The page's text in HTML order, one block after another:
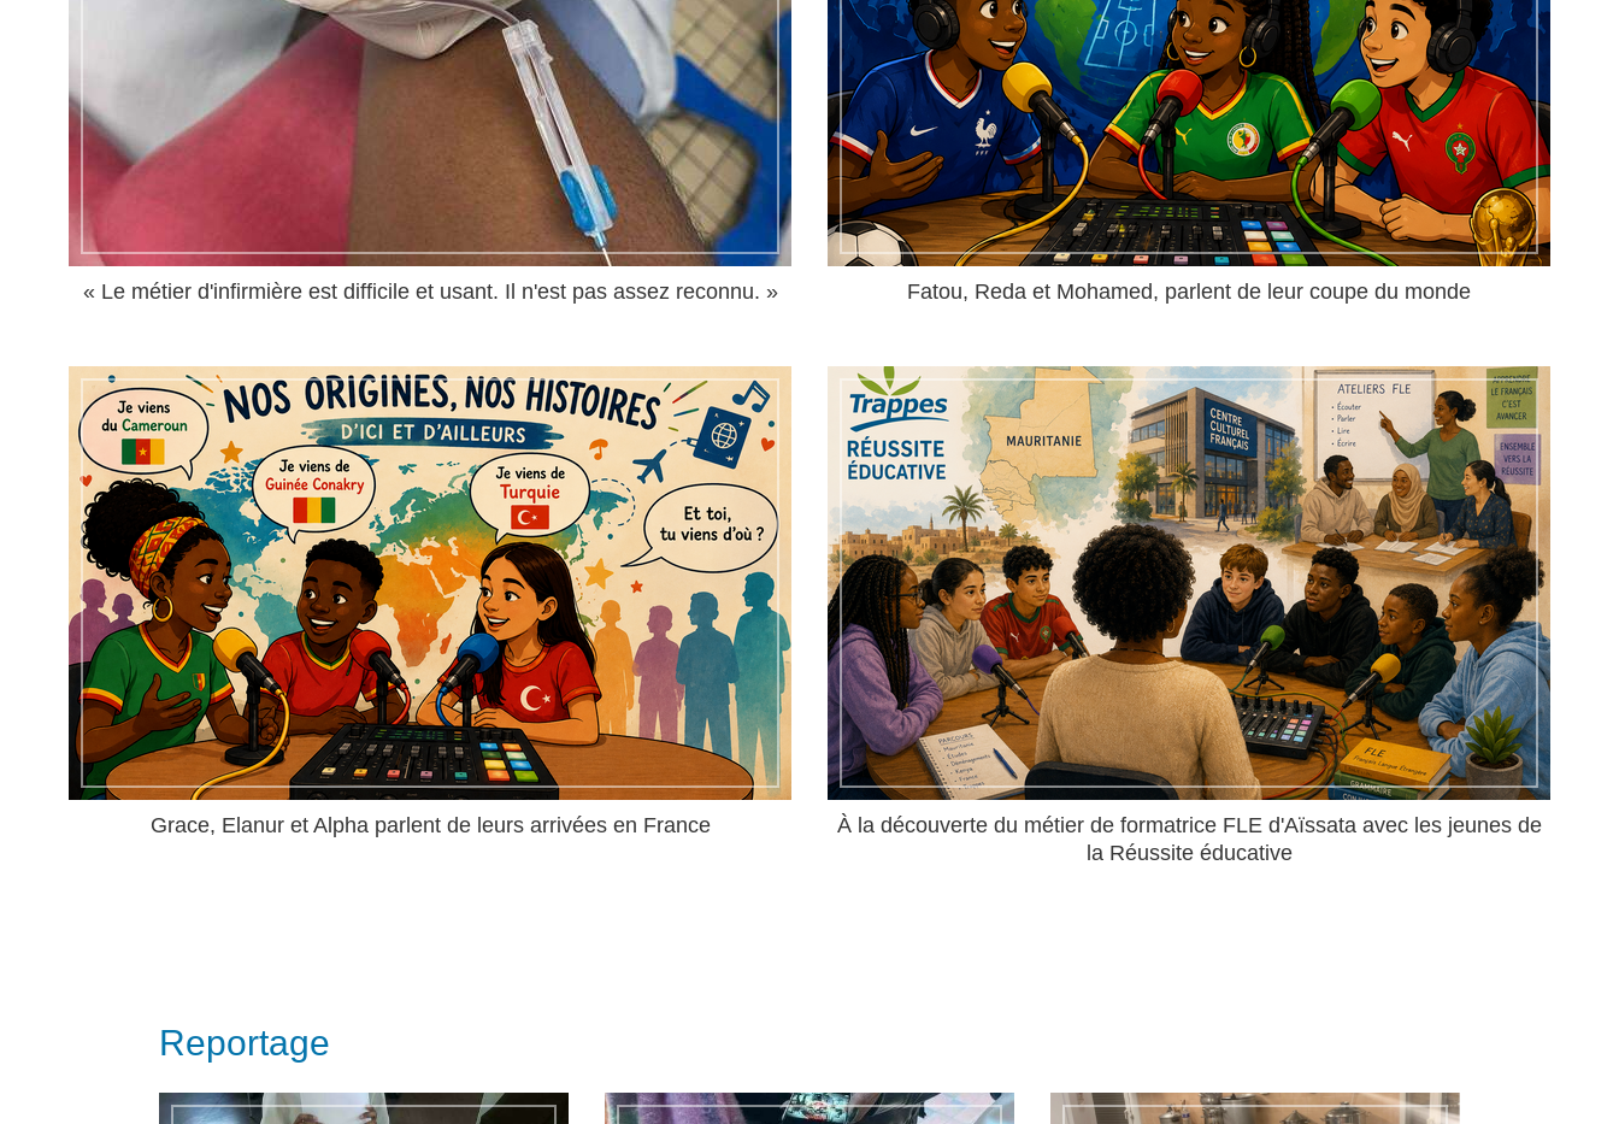
« Le métier d'infirmière est difficile et usant. Il n'est pas assez reconnu. » Fatou, Reda et Mohamed, parlent de leur coupe du monde
Grace, Elanur et Alpha parlent de leurs arrivées en France
À la découverte du métier de formatrice FLE d'Aïssata avec les jeunes de
la Réussite éducative
Reportage